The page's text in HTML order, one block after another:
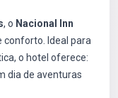
, o Nacional Inn
conforto. Ideal para
o hotel oferece:
dia de aventuras